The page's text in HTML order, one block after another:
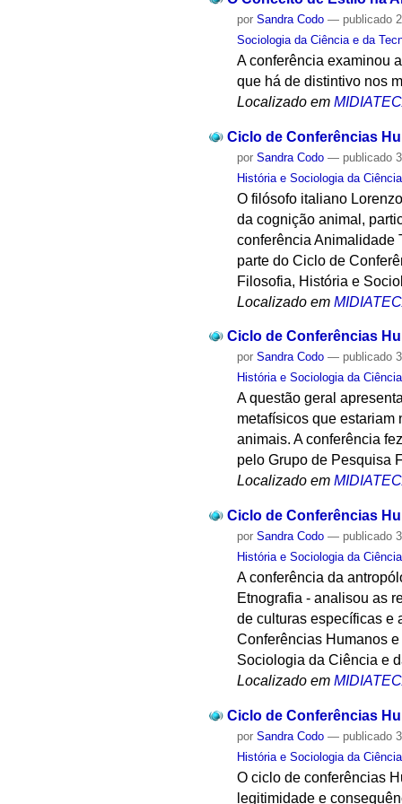
porSandra Codo — publicado
Sociologia da Ciência e da
A conferência examinou
que há de distintivo nos
Localizado em
Ciclo de Conferências
porSandra Codo — publicado
História e Sociologia da
O filósofo italiano
da cognição animal,
conferência Animalidade
parte do Ciclo de
Filosofia, História e
Localizado em
Ciclo de Conferências
porSandra Codo — publicado
História e Sociologia da
A questão geral
metafísicos que estariam
animais. A conferência
pelo Grupo de Pesquisa
Localizado em
Ciclo de Conferências
porSandra Codo — publicado
História e Sociologia da
A conferência da
Etnografia - analisou as
de culturas específicas e
Conferências Humanos
Sociologia da Ciência e
Localizado em
Ciclo de Conferências
porSandra Codo — publicado
História e Sociologia da
O ciclo de conferências
legitimidade e